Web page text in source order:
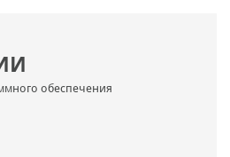
обеспечения